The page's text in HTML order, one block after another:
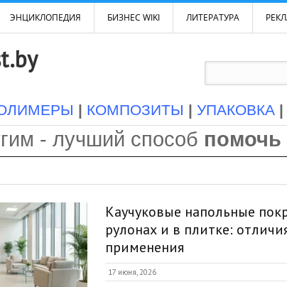
ЭНЦИКЛОПЕДИЯ БИЗНЕС WIKI ЛИТЕРАТУРА
| КОМПОЗИТЫ | УПАКОВКА |
- лучший способ помочь
Каучуковые напольные
рулонах и в плитке:
применения
17 июня, 2026